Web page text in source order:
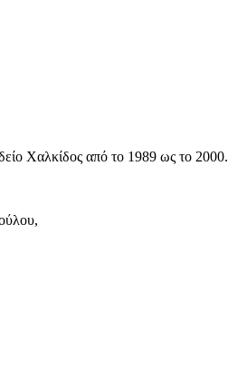
Χαλκίδος από το 1989 ως το 2000.